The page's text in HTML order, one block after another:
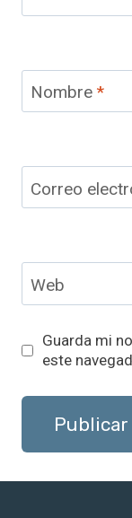
Nombre *
Correo
Web
Guarda mi
este